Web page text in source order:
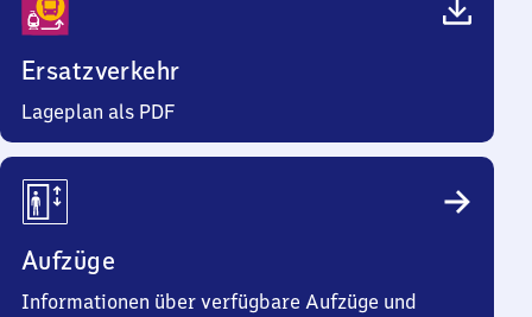
Ersatzverkehr
Lageplan als PDF
Aufzüge
Informationen über verfügbare Aufzüge und